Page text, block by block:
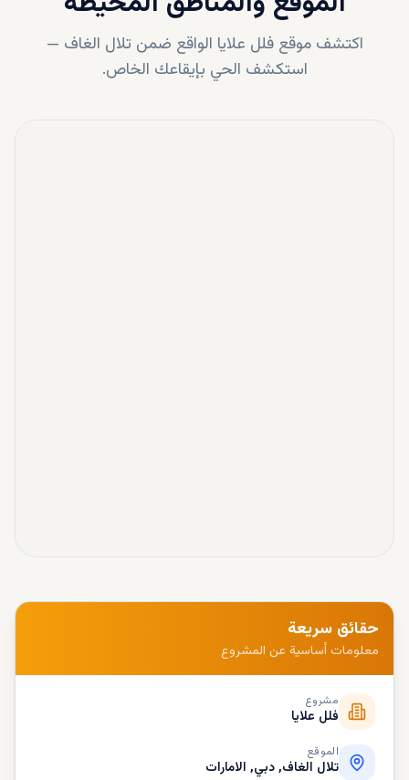
اكتشف موقع فلل علايا الواقع ضمن تلال الغاف —
استكشف الحي بإيقاعك الخاص.
حقائق سريعة
معلومات أساسية عن المشروع
مشروع
فلل علايا
الموقع
تلال الغاف, دبي, الامارات